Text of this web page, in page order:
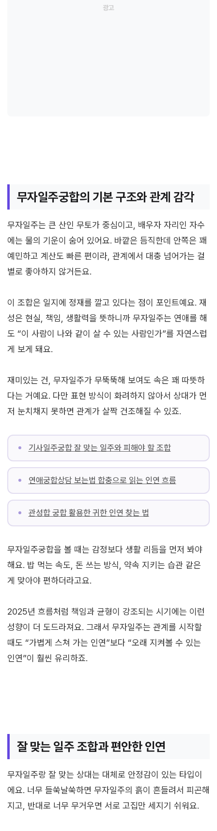
무자일주궁합의 기본 구조와 관계 감각
무자일주는 큰 산인 무토가 중심이고, 배우자 자리인 자수
에는 물의 기운이 숨어 있어요. 바깥은 듬직한데 안쪽은 꽤
예민하고 계산도 빠른 편이라, 관계에서 대충 넘어가는 걸
별로 좋아하지 않거든요.
이 조합은 일지에 정재를 깔고 있다는 점이 포인트예요. 재
성은 현실, 책임, 생활력을 뜻하니까 무자일주는 연애를 해
도 “이 사람이 나와 같이 살 수 있는 사람인가”를 자연스럽
게 보게 돼요.
재미있는 건, 무자일주가 무뚝뚝해 보여도 속은 꽤 따뜻하
다는 거예요. 다만 표현 방식이 화려하지 않아서 상대가 먼
저 눈치채지 못하면 관계가 살짝 건조해질 수 있죠.
기사일주궁합 잘 맞는 일주와 피해야 할 조합
연애궁합상담 보는법 합충으로 읽는 인연 흐름
관성합 궁합 활용한 귀한 인연 찾는 법
무자일주궁합을 볼 때는 감정보다 생활 리듬을 먼저 봐야
해요. 밥 먹는 속도, 돈 쓰는 방식, 약속 지키는 습관 같은
게 맞아야 편하더라고요.
2025년 흐름처럼 책임과 균형이 강조되는 시기에는 이런
성향이 더 도드라져요. 그래서 무자일주는 관계를 시작할
때도 “가볍게 스쳐 가는 인연”보다 “오래 지켜볼 수 있는
인연”이 훨씬 유리하죠.
잘 맞는 일주 조합과 편안한 인연
무자일주랑 잘 맞는 상대는 대체로 안정감이 있는 타입이
에요. 너무 들쑥날쑥하면 무자일주의 흙이 흔들려서 피곤해
지고, 반대로 너무 무거우면 서로 고집만 세지기 쉬워요.